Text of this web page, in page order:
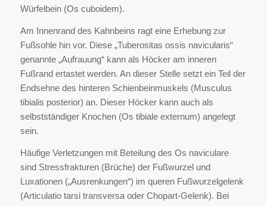
Würfelbein (Os cuboidem).
Am Innenrand des Kahnbeins ragt eine Erhebung zur
Fußsohle hin vor. Diese „Tuberositas ossis navicularis“
genannte „Aufrauung“ kann als Höcker am inneren
Fußrand ertastet werden. An dieser Stelle setzt ein Teil der
Endsehne des hinteren Schienbeinmuskels (Musculus
tibialis posterior) an. Dieser Höcker kann auch als
selbstständiger Knochen (Os tibiale externum) angelegt
sein.
Häufige Verletzungen mit Beteilung des Os naviculare
sind Stressfrakturen (Brüche) der Fußwurzel und
Luxationen („Ausrenkungen“) im queren Fußwurzelgelenk
(Articulatio tarsi transversa oder Chopart-Gelenk). Bei